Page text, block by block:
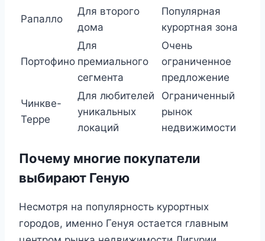
Рапалло
Для второго
дома
Популярная
курортная зона
Портофино
Для
премиального
сегмента
Очень
ограниченное
предложение
Чинкве-
Терре
Для любителей
уникальных
локаций
Ограниченный
рынок
недвижимости
Почему многие покупатели
выбирают Геную
Несмотря на популярность курортных
городов, именно Генуя остается главным